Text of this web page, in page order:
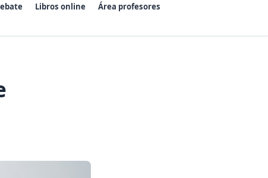
Libros online Área profesores